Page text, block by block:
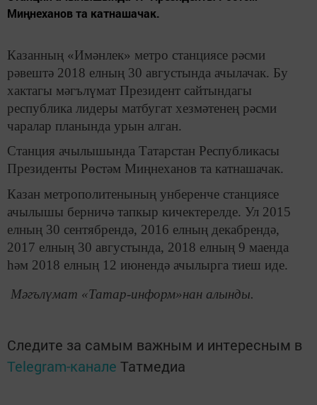
Миңнеханов та катнашачак.
Казанның «Имәнлек» метро станциясе рәсми
рәвештә 2018 елның 30 августында ачылачак. Бу
хактагы мәгълүмат Президент сайтындагы
республика лидеры матбугат хезмәтенең рәсми
чаралар планында урын алган.
Станция ачылышында Татарстан Республикасы
Президенты Рөстәм Миңнеханов та катнашачак.
Казан метрополитенының унберенче станциясе
ачылышы берничә тапкыр кичектерелде. Ул 2015
елның 30 сентябрендә, 2016 елның декабрендә,
2017 елның 30 августында, 2018 елның 9 маенда
һәм 2018 елның 12 июнендә ачылырга тиеш иде.
Мәгълүмат «Татар-информ»нан алынды.
Следите за самым важным и интересным в
Telegram-канале Татмедиа